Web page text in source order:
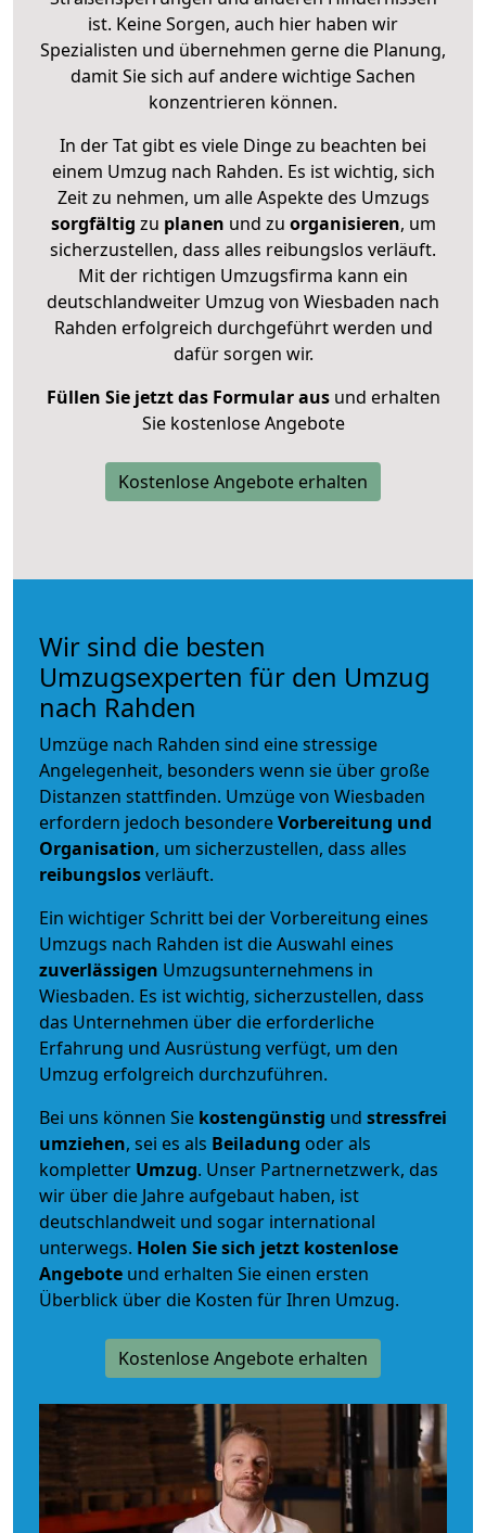
ist. Keine Sorgen, auch hier haben wir
Spezialisten und übernehmen gerne die Planung,
damit Sie sich auf andere wichtige Sachen
konzentrieren können.
In der Tat gibt es viele Dinge zu beachten bei
einem Umzug nach Rahden. Es ist wichtig, sich
Zeit zu nehmen, um alle Aspekte des Umzugs
sorgfältig zu planen und zu organisieren, um
sicherzustellen, dass alles reibungslos verläuft.
Mit der richtigen Umzugsfirma kann ein
deutschlandweiter Umzug von Wiesbaden nach
Rahden erfolgreich durchgeführt werden und
dafür sorgen wir.
Füllen Sie jetzt das Formular ausund erhalten
Sie kostenlose Angebote
Kostenlose Angebote erhalten
Wir sind die besten
Umzugsexperten für den Umzug
nach Rahden
Umzüge nach Rahden sind eine stressige
Angelegenheit, besonders wenn sie über große
Distanzen stattfinden. Umzüge von Wiesbaden
erfordern jedoch besondereVorbereitung und
Organisation, um sicherzustellen, dass alles
reibungslosverläuft.
Ein wichtiger Schritt bei der Vorbereitung eines
Umzugs nach Rahden ist die Auswahl eines
zuverlässigen Umzugsunternehmens in
Wiesbaden. Es ist wichtig, sicherzustellen, dass
das Unternehmen über die erforderliche
Erfahrung und Ausrüstung verfügt, um den
Umzug erfolgreich durchzuführen.
Bei uns können Sie kostengünstig und stressfrei
umziehen, sei es als Beiladung oder als
kompletter Umzug. Unser Partnernetzwerk, das
wir über die Jahre aufgebaut haben, ist
deutschlandweit und sogar international
unterwegs. Holen Sie sich jetzt kostenlose
Angebote und erhalten Sie einen ersten
Überblick über die Kosten für Ihren Umzug.
Kostenlose Angebote erhalten